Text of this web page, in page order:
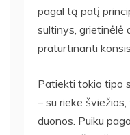
pagal tą patį
sultinys, grietinėlė
praturtinanti
Patiekti tokio tipo
– su rieke
duonos. Puiku